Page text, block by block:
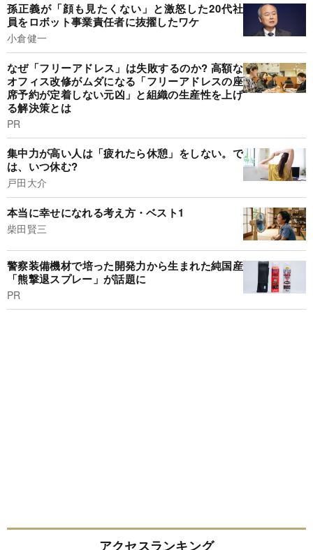
孫正義が「顔も見たくない」と激怒した20代社
員をロボット事業責任者に抜擢したワケ
小倉健一
なぜ「フリーアドレス」は失敗するのか? 高額な
オフィス改修がムダになる「フリーアドレスの座
席予約が定着しない元凶」と組織の生産性を上げ
る解決策とは
PR
集中力が高い人は「疲れたら休憩」をしない。で
は、いつ休む?
戸田大介
本当に幸せになれる考え方・ベスト1
柴田賢三
警察装備機材で培った開発力から生まれた純国産
「熊撃退スプレー」が話題に
PR
アクセスランキング